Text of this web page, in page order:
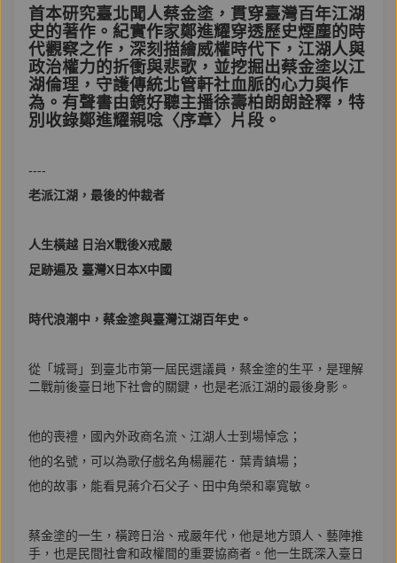
首本研究臺北聞人蔡金塗，貫穿臺灣百年江湖
史的著作。紀實作家鄭進耀穿透歷史煙塵的時
代觀察之作，深刻描繪威權時代下，江湖人與
政治權力的折衝與悲歌，並挖掘出蔡金塗以江
湖倫理，守護傳統北管軒社血脈的心力與作
為。有聲書由鏡好聽主播徐壽柏朗朗詮釋，特
別收錄鄭進耀親唸〈序章〉片段。
----
老派江湖，最後的仲裁者
人生橫越 日治X戰後X戒嚴
足跡遍及 臺灣X日本X中國
時代浪潮中，蔡金塗與臺灣江湖百年史。
從「城哥」到臺北市第一屆民選議員，蔡金塗的生平，是理解
二戰前後臺日地下社會的關鍵，也是老派江湖的最後身影。
他的喪禮，國內外政商名流、江湖人士到場悼念；
他的名號，可以為歌仔戲名角楊麗花．葉青鎮場；
他的故事，能看見蔣介石父子、田中角榮和辜寬敏。
蔡金塗的一生，橫跨日治、戒嚴年代，他是地方頭人、藝陣推
手，也是民間社會和政權間的重要協商者。他一生既深入臺日